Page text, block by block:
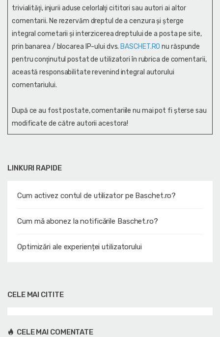
LINKURI RAPIDE
Cum activez contul de utilizator pe Baschet.ro?
Cum mă abonez la notificările Baschet.ro?
Optimizări ale experienței utilizatorului
trivialităţi, injurii aduse celorlalţi cititori sau autori ai altor
comentarii. Ne rezervăm dreptul de a cenzura și şterge
integral cometarii și interzicerea dreptului de a posta pe site,
prin banarea / blocarea IP-ului dvs. BASCHET.RO nu răspunde
pentru conţinutul postat de utilizatori în rubrica de comentarii,
această responsabilitate revenind integral autorului
comentariului.
După ce au fost postate, comentariile nu mai pot fi șterse sau
modificate de către autorii acestora!
CELE MAI CITITE
CELE MAI COMENTATE